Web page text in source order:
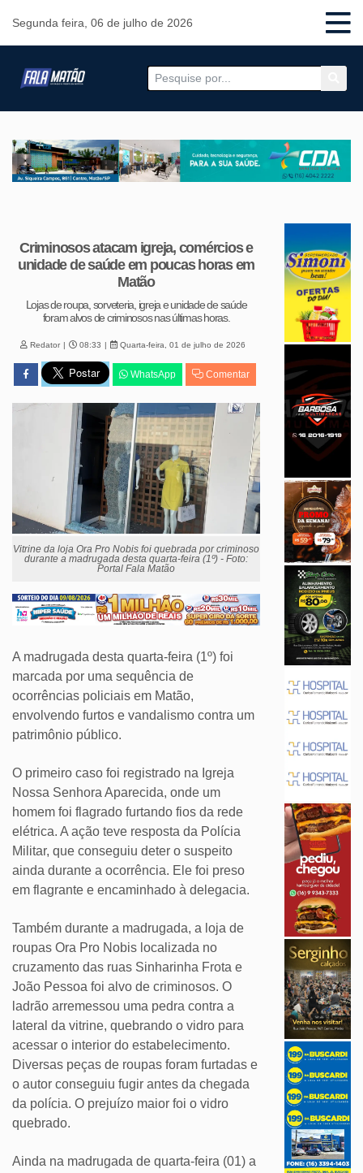
Segunda feira, 06 de julho de 2026
Criminosos atacam igreja, comércios e
unidade de saúde em poucas horas em
Matão
Lojas de roupa, sorveteria, igreja e unidade de saúde
foram alvos de criminosos nas últimas horas.
Redator 08:33 Quarta-feira, 01 de julho de 2026
WhatsApp Comentar
Vitrine da loja Ora Pro Nobis foi quebrada por criminoso
durante a madrugada desta quarta-feira (1º) - Foto:
Portal Fala Matão
A madrugada desta quarta-feira (1º) foi
marcada por uma sequência de
ocorrências policiais em Matão,
envolvendo furtos e vandalismo contra um
patrimônio público.
O primeiro caso foi registrado na Igreja
Nossa Senhora Aparecida, onde um
homem foi flagrado furtando fios da rede
elétrica. A ação teve resposta da Polícia
Militar, que conseguiu deter o suspeito
ainda durante a ocorrência. Ele foi preso
em flagrante e encaminhado à delegacia.
Também durante a madrugada, a loja de
roupas Ora Pro Nobis localizada no
cruzamento das ruas Sinharinha Frota e
João Pessoa foi alvo de criminosos. O
ladrão arremessou uma pedra contra a
lateral da vitrine, quebrando o vidro para
acessar o interior do estabelecimento.
Diversas peças de roupas foram furtadas e
o autor conseguiu fugir antes da chegada
da polícia. O prejuízo maior foi o vidro
quebrado.
Ainda na madrugada de quarta-feira (01) a